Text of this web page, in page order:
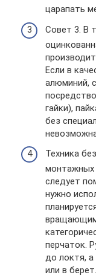
царапать
Совет 3. В
Если в
алюминий,
гайки),
без
Техника
монтажных
следует
нужно
перчаток.
до локтя,
или в